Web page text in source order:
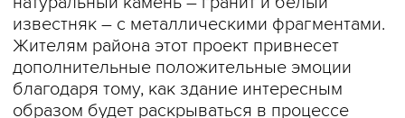
известняк – с металлическими фрагментами.
Жителям района этот проект привнесет
дополнительные положительные эмоции
благодаря тому, как здание интересным
образом будет раскрываться в процессе